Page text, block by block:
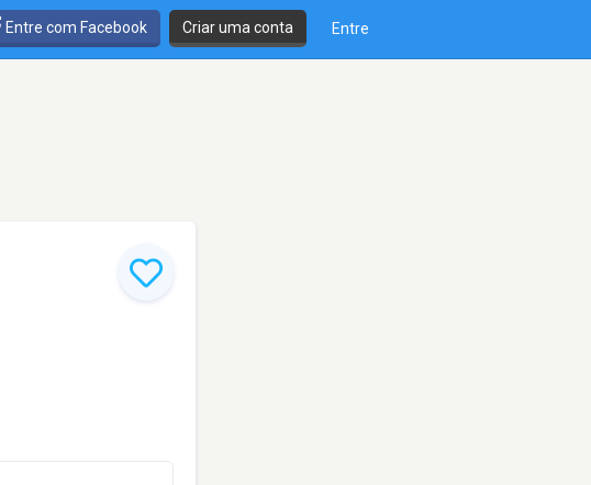
Entre com Facebook Criar uma conta Entre